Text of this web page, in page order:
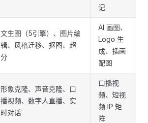
记
文生图（5引擎）、图片编
辑、风格迁移、抠图、超
分
AI 画图、
Logo 生
成、插画
配图
形象克隆、声音克隆、口
播视频、数字人直播、实
时对话
口播视
频、短视
频 IP 矩
阵